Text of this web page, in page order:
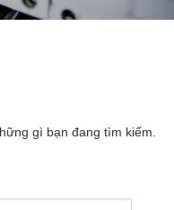
gì bạn đang tìm kiếm.